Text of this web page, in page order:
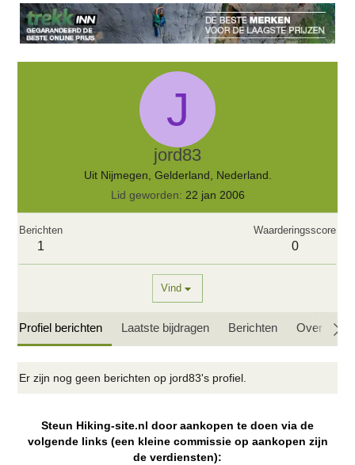
J
jord83
Uit Nijmegen, Gelderland, Nederland.
Lid geworden
22 jan 2006
Berichten
1
Waarderingsscore
0
Vind
Profiel berichten Laatste bijdragen Berichten Over mij
Er zijn nog geen berichten op jord83's profiel.
Steun Hiking-site.nl door aankopen te doen via de
volgende links (een kleine commissie op aankopen zijn
de verdiensten):